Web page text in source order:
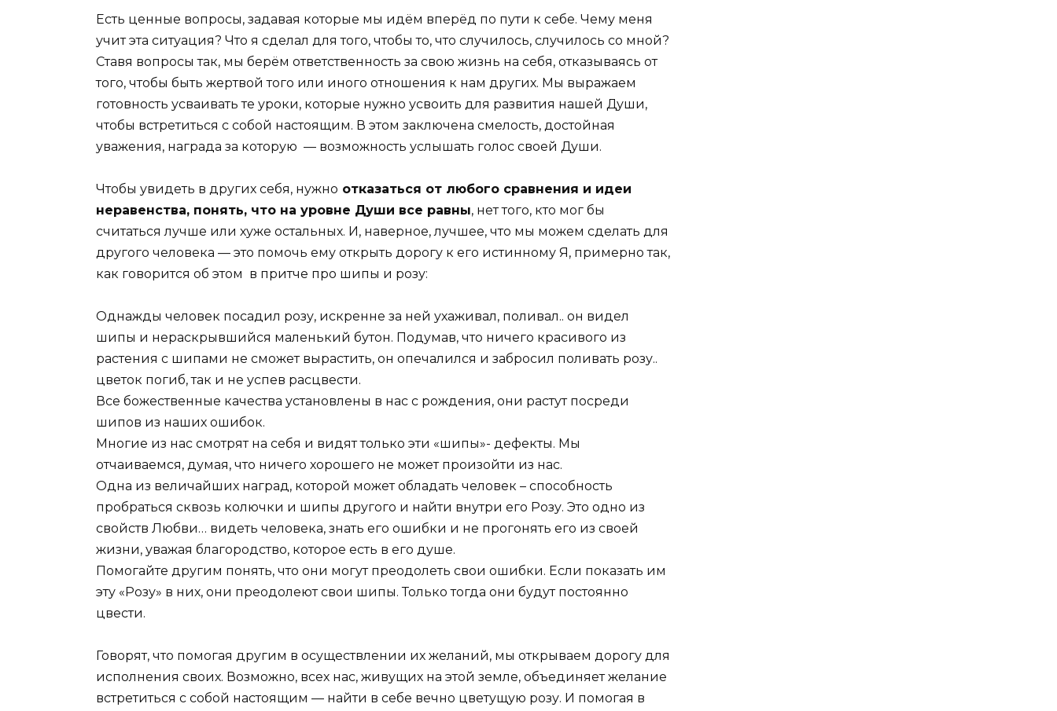
Есть ценные вопросы, задавая которые мы идём вперёд по пути к себе. Чему меня
учит эта ситуация? Что я сделал для того, чтобы то, что случилось, случилось со мной?
Ставя вопросы так, мы берём ответственность за свою жизнь на себя, отказываясь от
того, чтобы быть жертвой того или иного отношения к нам других. Мы выражаем
готовность усваивать те уроки, которые нужно усвоить для развития нашей Души,
чтобы встретиться с собой настоящим. В этом заключена смелость, достойная
уважения, награда за которую — возможность услышать голос своей Души.
Чтобы увидеть в других себя, нужно отказаться от любого сравнения и идеи
неравенства, понять, что на уровне Души все равны, нет того, кто мог бы
считаться лучше или хуже остальных. И, наверное, лучшее, что мы можем сделать для
другого человека — это помочь ему открыть дорогу к его истинному Я, примерно так,
как говорится об этом в притче про шипы и розу:
Однажды человек посадил розу, искренне за ней ухаживал, поливал.. он видел
шипы и нераскрывшийся маленький бутон. Подумав, что ничего красивого из
растения с шипами не сможет вырастить, он опечалился и забросил поливать розу..
цветок погиб, так и не успев расцвести.
Все божественные качества установлены в нас с рождения, они растут посреди
шипов из наших ошибок.
Многие из нас смотрят на себя и видят только эти «шипы»- дефекты. Мы
отчаиваемся, думая, что ничего хорошего не может произойти из нас.
Одна из величайших наград, которой может обладать человек – способность
пробраться сквозь колючки и шипы другого и найти внутри его Розу. Это одно из
свойств Любви… видеть человека, знать его ошибки и не прогонять его из своей
жизни, уважая благородство, которое есть в его душе.
Помогайте другим понять, что они могут преодолеть свои ошибки. Если показать им
эту «Розу» в них, они преодолеют свои шипы. Только тогда они будут постоянно
цвести.
Говорят, что помогая другим в осуществлении их желаний, мы открываем дорогу для
исполнения своих. Возможно, всех нас, живущих на этой земле, объединяет желание
встретиться с собой настоящим — найти в себе вечно цветущую розу. И помогая в